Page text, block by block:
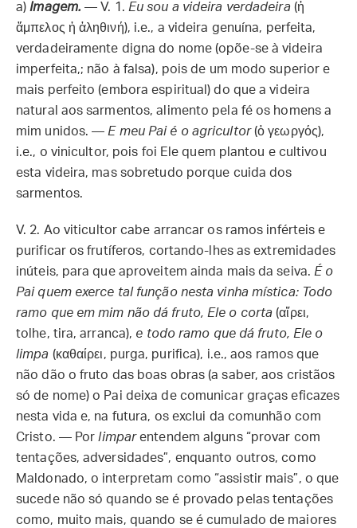
a) Imagem. — V. 1. Eu sou a videira verdadeira(ἡ
ἄμπελος ἡ ἀληθινή), i.e., a videira genuína, perfeita,
verdadeiramente digna do nome (opõe-se à videira
imperfeita,; não à falsa), pois de um modo superior e
mais perfeito (embora espiritual) do que a videira
natural aos sarmentos, alimento pela fé os homens a
mim unidos. — E meu Pai é o agricultor(ὁ γεωργός),
i.e., o vinicultor, pois foi Ele quem plantou e cultivou
esta videira, mas sobretudo porque cuida dos
sarmentos.
V. 2. Ao viticultor cabe arrancar os ramos inférteis e
purificar os frutíferos, cortando-lhes as extremidades
inúteis, para que aproveitem ainda mais da seiva. É o
Pai quem exerce tal função nesta vinha mística: Todo
ramo que em mim não dá fruto, Ele o corta (αἴρει,
tolhe, tira, arranca), e todo ramo que dá fruto, Ele o
limpa (καθαίρει, purga, purifica), i.e., aos ramos que
não dão o fruto das boas obras (a saber, aos cristãos
só de nome) o Pai deixa de comunicar graças eficazes
nesta vida e, na futura, os exclui da comunhão com
Cristo. — Porlimparentendem alguns “provar com
tentações, adversidades”, enquanto outros, como
Maldonado, o interpretam como “assistir mais”, o que
sucede não só quando se é provado pelas tentações
como, muito mais, quando se é cumulado de maiores